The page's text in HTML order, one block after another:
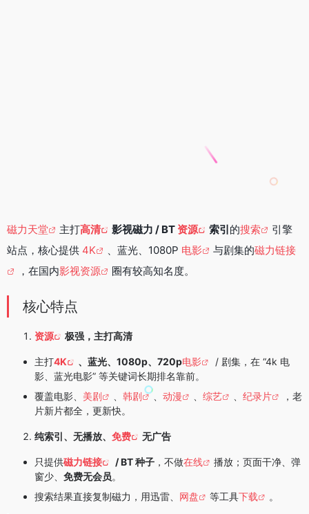
磁力天堂 主打高清 影视磁力 / BT 资源 索引的搜索
引擎
站点，核心提供 4K 、蓝光、1080P 电影 与剧集的磁力链接
，在国内影视资源 圈有较高知名度。
核心特点
资源 极强，主打高清
主打4K 、蓝光、1080p、720p电影
/ 剧集，在 “4k 电
影、蓝光电影” 等关键词长期排名靠前。
覆盖电影、 美剧 韩剧 动漫 综艺 纪录片
，老
片新片都全，更新快。
纯索引、无播放、 免费 无广告
只提供磁力链接 / BT 种子 ，不做在线
播放；页面干净、弹
窗少、 免费无会员。
搜索结果直接复制磁力，用迅雷、 网盘 等工具下载 。